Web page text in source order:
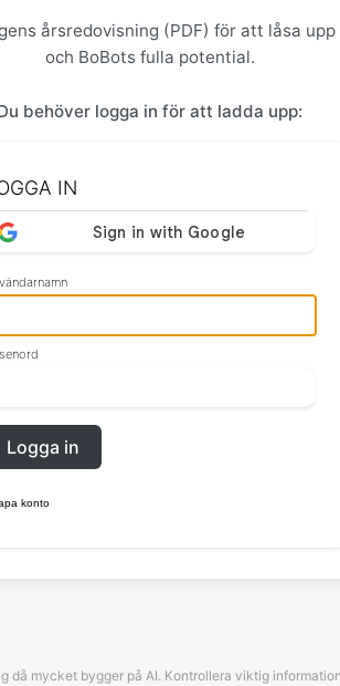
årsredovisning (PDF) för att låsa
och BoBots fulla potential.
behöver logga in för att ladda upp:
IN
Logga in
konto
då mycket bygger på AI. Kontrollera viktig